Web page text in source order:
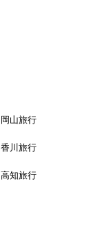
岡山旅行
香川旅行
高知旅行